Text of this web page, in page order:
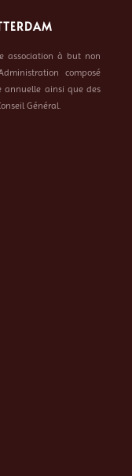
association à but non
composé
annuelle ainsi que des
Général.